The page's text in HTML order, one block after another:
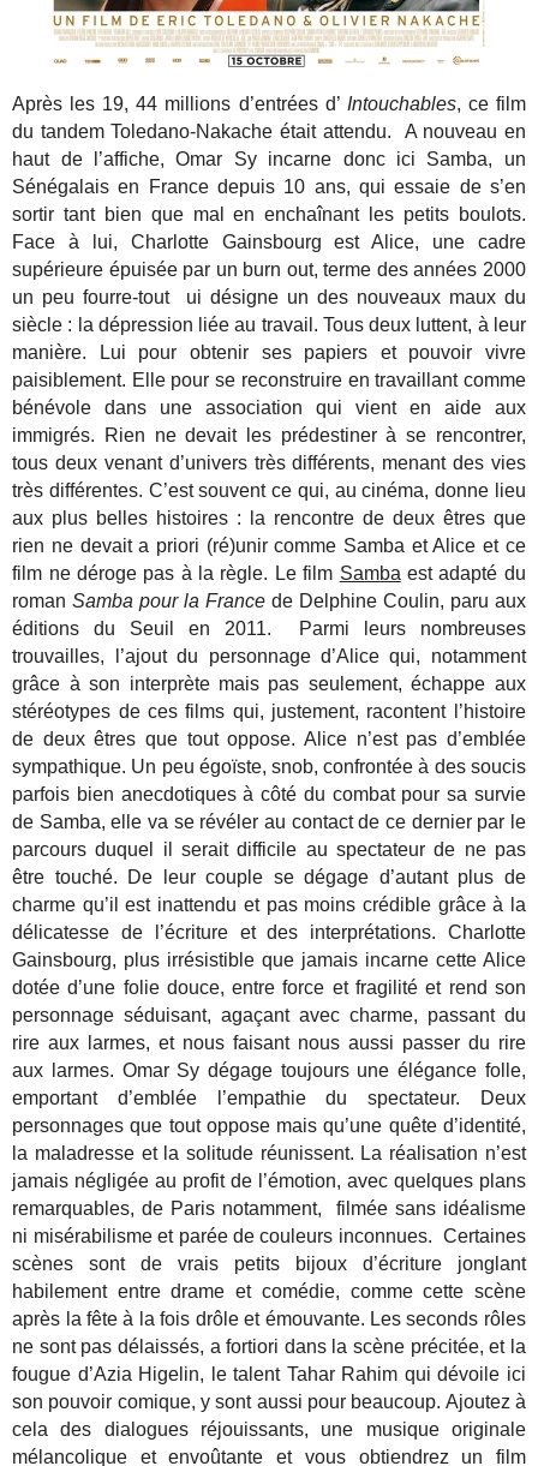
Après les 19, 44 millions d’entrées d’ Intouchables, ce film
du tandem Toledano-Nakache était attendu. A nouveau en
haut de l’affiche, Omar Sy incarne donc ici Samba, un
Sénégalais en France depuis 10 ans, qui essaie de s’en
sortir tant bien que mal en enchaînant les petits boulots.
Face à lui, Charlotte Gainsbourg est Alice, une cadre
supérieure épuisée par un burn out, terme des années 2000
un peu fourre-tout ui désigne un des nouveaux maux du
siècle : la dépression liée au travail. Tous deux luttent, à leur
manière. Lui pour obtenir ses papiers et pouvoir vivre
paisiblement. Elle pour se reconstruire en travaillant comme
bénévole dans une association qui vient en aide aux
immigrés. Rien ne devait les prédestiner à se rencontrer,
tous deux venant d’univers très différents, menant des vies
très différentes. C’est souvent ce qui, au cinéma, donne lieu
aux plus belles histoires : la rencontre de deux êtres que
rien ne devait a priori (ré)unir comme Samba et Alice et ce
film ne déroge pas à la règle. Le film Samba est adapté du
romanSamba pour la France de Delphine Coulin, paru aux
éditions du Seuil en 2011. Parmi leurs nombreuses
trouvailles, l’ajout du personnage d’Alice qui, notamment
grâce à son interprète mais pas seulement, échappe aux
stéréotypes de ces films qui, justement, racontent l’histoire
de deux êtres que tout oppose. Alice n’est pas d’emblée
sympathique. Un peu égoïste, snob, confrontée à des soucis
parfois bien anecdotiques à côté du combat pour sa survie
de Samba, elle va se révéler au contact de ce dernier par le
parcours duquel il serait difficile au spectateur de ne pas
être touché. De leur couple se dégage d’autant plus de
charme qu’il est inattendu et pas moins crédible grâce à la
délicatesse de l’écriture et des interprétations. Charlotte
Gainsbourg, plus irrésistible que jamais incarne cette Alice
dotée d’une folie douce, entre force et fragilité et rend son
personnage séduisant, agaçant avec charme, passant du
rire aux larmes, et nous faisant nous aussi passer du rire
aux larmes. Omar Sy dégage toujours une élégance folle,
emportant d’emblée l’empathie du spectateur. Deux
personnages que tout oppose mais qu’une quête d’identité,
la maladresse et la solitude réunissent. La réalisation n’est
jamais négligée au profit de l’émotion, avec quelques plans
remarquables, de Paris notamment, filmée sans idéalisme
ni misérabilisme et parée de couleurs inconnues. Certaines
scènes sont de vrais petits bijoux d’écriture jonglant
habilement entre drame et comédie, comme cette scène
après la fête à la fois drôle et émouvante. Les seconds rôles
ne sont pas délaissés, a fortiori dans la scène précitée, et la
fougue d’Azia Higelin, le talent Tahar Rahim qui dévoile ici
son pouvoir comique, y sont aussi pour beaucoup. Ajoutez à
cela des dialogues réjouissants, une musique originale
mélancolique et envoûtante et vous obtiendrez un film